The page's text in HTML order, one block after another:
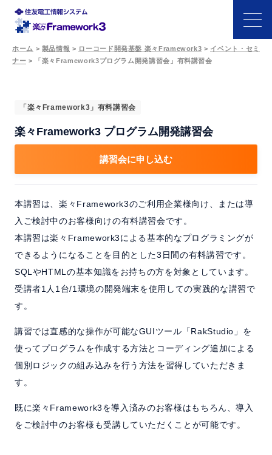
機能
開発シーン
事例
サポート・パートナー
価格
よくある質問
クラウド版検討の方へ
ホーム製品情報会社情報採用情報
ホーム > 製品情報 > ローコード開発基盤 楽々Framework3 > イベント・セミ
ナー > 「楽々Framework3プログラム開発講習会」有料講習会
「楽々Framework3」有料講習会
楽々Framework3 プログラム開発講習会
講習会に申し込む
本講習は、楽々Framework3のご利用企業様向け、または導
入ご検討中のお客様向けの有料講習会です。
本講習は楽々Framework3による基本的なプログラミングが
できるようになることを目的とした3日間の有料講習です。
SQLやHTMLの基本知識をお持ちの方を対象としています。
受講者1人1台/1環境の開発端末を使用しての実践的な講習で
す。
講習では直感的な操作が可能なGUIツール「RakStudio」を
使ってプログラムを作成する方法とコーディング追加による
個別ロジックの組み込みを行う方法を習得していただきま
す。
既に楽々Framework3を導入済みのお客様はもちろん、導入
をご検討中のお客様も受講していただくことが可能です。